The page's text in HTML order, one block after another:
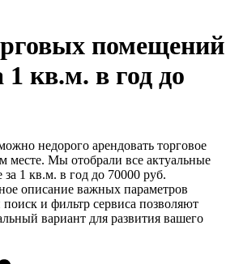
помещений
1 кв.м. в год до
недорого арендовать торговое
месте. Мы отобрали все актуальные
1 кв.м. в год до 70000 руб.
описание важных параметров
и фильтр сервиса позволяют
вариант для развития вашего